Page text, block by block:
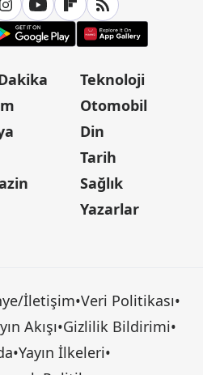
Teknoloji
Otomobil
Din
Tarih
Sağlık
Yazarlar
İletişim•Veri Politikası•
Akışı•Gizlilik Bildirimi•
•Yayın İlkeleri•